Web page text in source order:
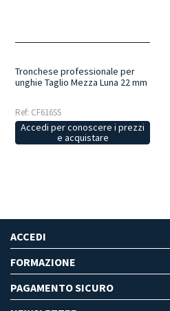
Tronchese professionale per
unghie Taglio Mezza Luna 22 mm
Ref: CF616SS
Accedi per conoscere i prezzi
e acquistare
ACCEDI
FORMAZIONE
PAGAMENTO SICURO